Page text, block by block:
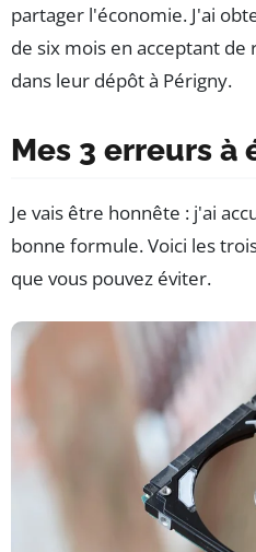
partager l'économie. J'ai
de six mois en acceptant
dans leur dépôt à Périgny.
Mes 3 erreurs
Je vais être honnête : j'ai
bonne formule. Voici les
que vous pouvez éviter.